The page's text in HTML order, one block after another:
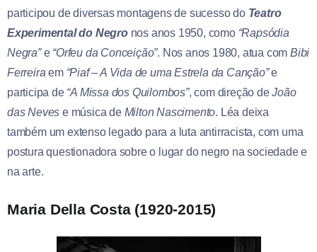
participou de diversas montagens de sucesso do Teatro
Experimental do Negronos anos 1950, como “Rapsódia
Negra”e “Orfeu da Conceição”. Nos anos 1980, atua comBibi
Ferreira em “Piaf – A Vida de uma Estrela da Canção”e
participa de “A Missa dos Quilombos”, com direção deJoão
das Neves e música de Milton Nascimento. Léa deixa
também um extenso legado para a luta antirracista, com uma
postura questionadora sobre o lugar do negro na sociedade e
na arte.
Maria Della Costa (1920-2015)